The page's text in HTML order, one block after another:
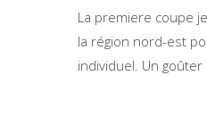
La premiere coupe
la région nord-est
individuel. Un